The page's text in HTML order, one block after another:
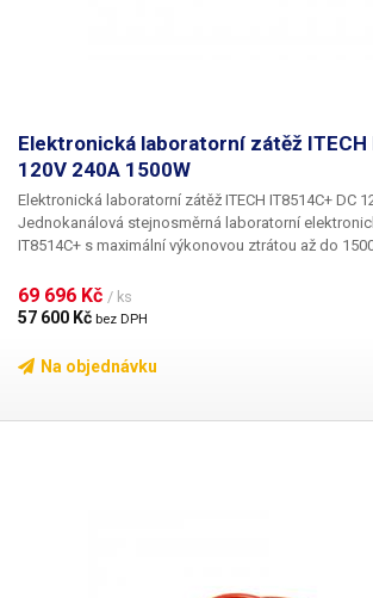
Elektronická laboratorní zátěž ITECH
120V 240A 1500W
Elektronická laboratorní zátěž ITECH IT8514C+ DC
Jednokanálová stejnosměrná laboratorní
IT8514C+ s maximální výkonovou ztrátou až do
odporovou zátěž, jejíž parametry lze digitálně
přesností. Elektronické zátěže nahrazují dříve
proměnné odpory, jako jsou reostaty, posuvné
dekády. Elektronická zátěž ITECH IT8514C+ se svým
provedením řadí mezi absolutní špičku na trhu.
operačních módy: CC,CR,CV,CW (konstantní
69 696 Kč / ks
57 600 Kč bez DPH
Na objednávku